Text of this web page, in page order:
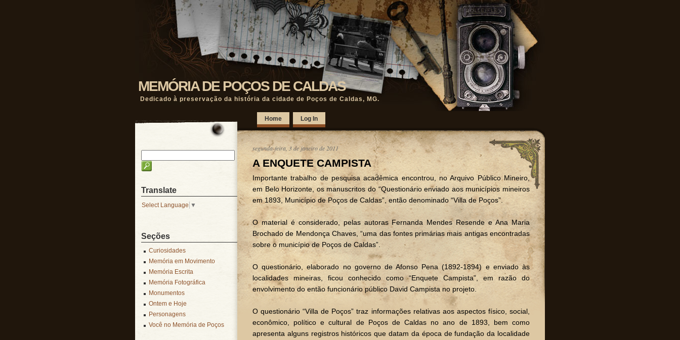
MEMÓRIA DE POÇOS DE CALDAS
Dedicado à preservação da história da cidade de Poços de Caldas, MG.
Home Log In
segunda-feira, 3 de janeiro de 2011
A ENQUETE CAMPISTA
Importante trabalho de pesquisa acadêmica encontrou, no Arquivo Público Mineiro,
em Belo Horizonte, os manuscritos do “Questionário enviado aos municípios mineiros
em 1893, Município de Poços de Caldas”, então denominado “Villa de Poços”.
O material é considerado, pelas autoras Fernanda Mendes Resende e Ana Maria
Brochado de Mendonça Chaves, “uma das fontes primárias mais antigas encontradas
sobre o município de Poços de Caldas”.
O questionário, elaborado no governo de Afonso Pena (1892-1894) e enviado às
localidades mineiras, ficou conhecido como “Enquete Campista”, em razão do
envolvimento do então funcionário público David Campista no projeto.
O questionário “Villa de Poços” traz informações relativas aos aspectos físico, social,
econômico, político e cultural de Poços de Caldas no ano de 1893, bem como
apresenta alguns registros históricos que datam da época de fundação da localidade
Translate
Select Language ▼
Seções
Curiosidades
Memória em Movimento
Memória Escrita
Memória Fotográfica
Monumentos
Ontem e Hoje
Personagens
Você no Memória de Poços